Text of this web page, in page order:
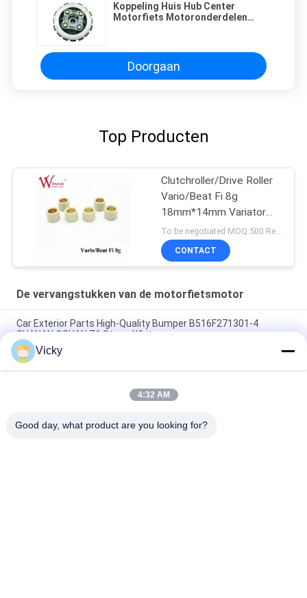
Koppeling Huis Hub Center
Motorfiets Motoronderdelen
Doorgaan
Top Producten
Clutchroller/Drive Roller
Vario/Beat Fi 8g
18mm*14mm Variator
Rubber & Alloy
To be negotiated MOQ:500 Reeksen
CONTACT
De vervangstukken van de motorfietsmotor
Car Exterior Parts High-Quality Bumper B516F271301-4
CHANAN OSHAN​ Z6 Starry White
Startmotor Honda EX5 Motorfiets motor onderdelen
goedkoop groothandel met hoge prestaties
Motorfietsversteker voor CPR8EAIX-9 China Leveranciers
Vicky
4:32 AM
Good day, what product are you looking for?